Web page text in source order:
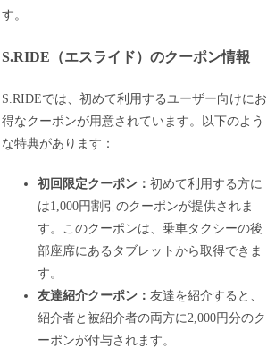
す。
S.RIDE（エスライド）のクーポン情報
S.RIDEでは、初めて利用するユーザー向けにお
得なクーポンが用意されています。以下のよう
な特典があります：
初回限定クーポン：初めて利用する方に
は1,000円割引のクーポンが提供されま
す。このクーポンは、乗車タクシーの後
部座席にあるタブレットから取得できま
す。
友達紹介クーポン：友達を紹介すると、
紹介者と被紹介者の両方に2,000円分のク
ーポンが付与されます。